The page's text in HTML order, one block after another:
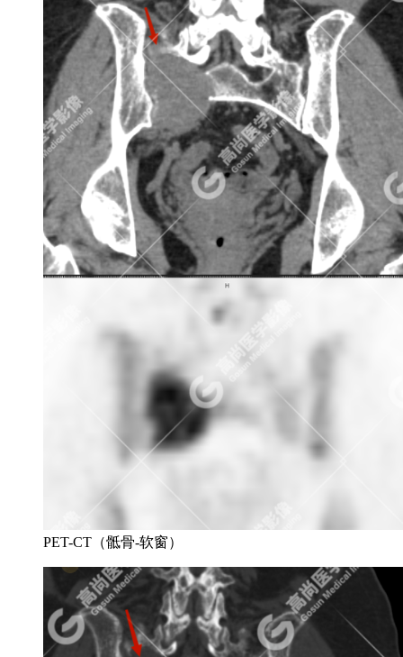
PET-CT（骶骨-软窗）